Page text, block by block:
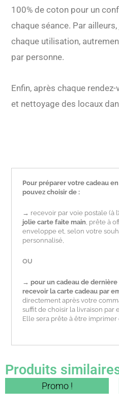
100% de coton pour un
chaque séance. Par
chaque utilisation,
par personne.
Enfin, après chaque
et nettoyage des locaux
Pour préparer votre cadeau
pouvez choisir de :
→ recevoir par voie postale (à
jolie carte faite main, prête à
enveloppe et, selon votre
personnalisé,
OU
→ pour un cadeau de
recevoir la carte cadeau par
directement après votre
suffit de choisir la livraison par
Elle sera prête à être imprimer
Produits
Promo !
de